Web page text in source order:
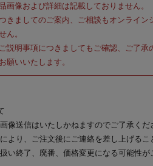
画像および詳細は記載しておりません。
きましてのご案内、ご相談もオンライン
ん。
説明事項につきましてもご確認、ご了承
願いいたします。
像送信はいたしかねますのでご了承くだ
より、ご注文後にご連絡を差し上げるこ
い終了、廃番、価格変更になる可能性が